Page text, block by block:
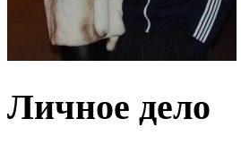
Личное дело